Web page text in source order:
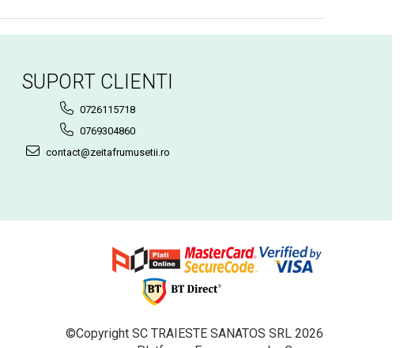
SUPORT CLIENTI
0726115718
0769304860
contact@zeitafrumusetii.ro
©Copyright SC TRAIESTE SANATOS SRL 2026